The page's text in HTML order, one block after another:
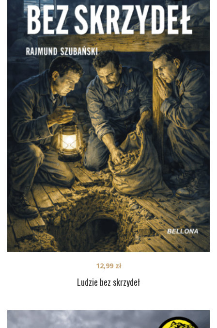
Ludzie bez skrzydeł
12,99 zł